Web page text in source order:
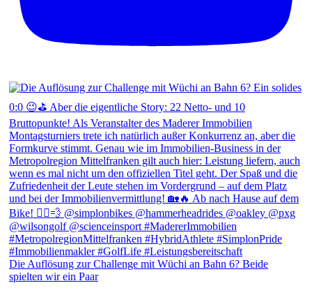
Die Auflösung zur Challenge mit Wüchi an Bahn 6? Beide
spielten wir ein Paar